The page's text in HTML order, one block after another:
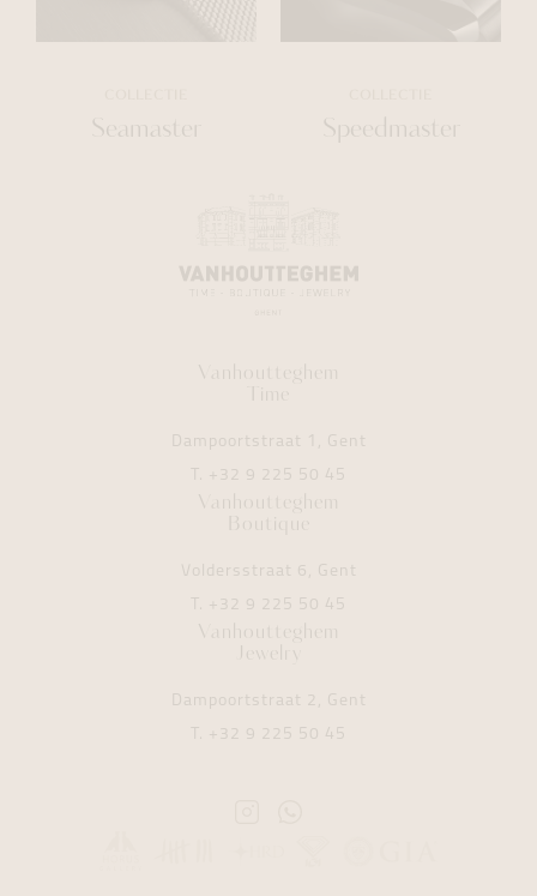
Seamaster Speedmaster
Vanhoutteghem
Time
Dampoortstraat 1, Gent
T. +32 9 225 50 45
Vanhoutteghem
Boutique
Voldersstraat 6, Gent
T. +32 9 225 50 45
Vanhoutteghem
Jewelry
Dampoortstraat 2, Gent
T. +32 9 225 50 45